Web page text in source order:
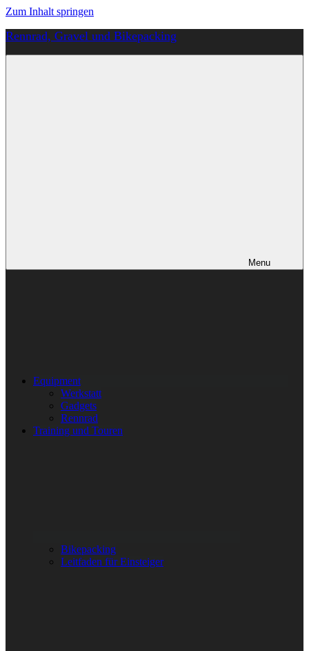
Zum Inhalt springen
Rennrad, Gravel und Bikepacking
Menu
Equipment
Werkstatt
Gadgets
Rennrad
Training und Touren
Bikepacking
Leitfaden für Einsteiger